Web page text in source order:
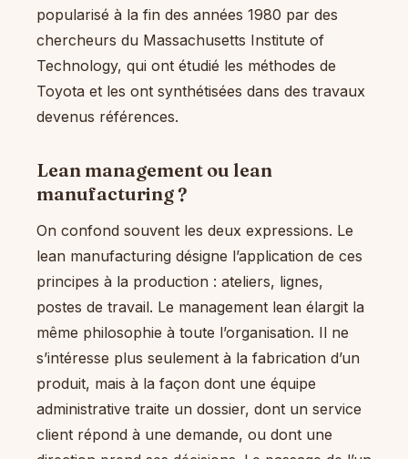
popularisé à la fin des années 1980 par des
chercheurs du Massachusetts Institute of
Technology, qui ont étudié les méthodes de
Toyota et les ont synthétisées dans des travaux
devenus références.
Lean management ou lean
manufacturing ?
On confond souvent les deux expressions. Le
lean manufacturing désigne l’application de ces
principes à la production : ateliers, lignes,
postes de travail. Le management lean élargit la
même philosophie à toute l’organisation. Il ne
s’intéresse plus seulement à la fabrication d’un
produit, mais à la façon dont une équipe
administrative traite un dossier, dont un service
client répond à une demande, ou dont une